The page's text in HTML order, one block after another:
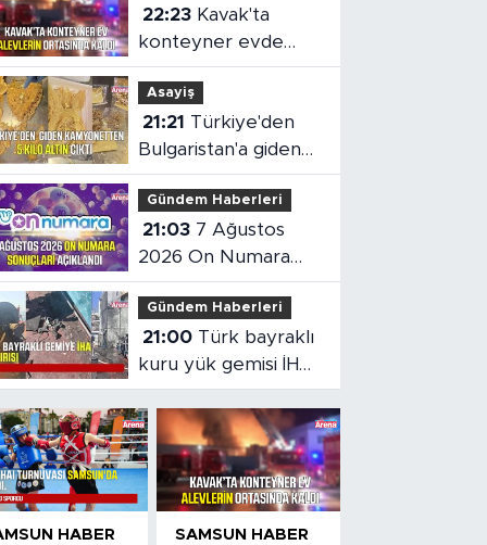
22:23
konteyner evde
yangın çıktı
Asayiş
21:21
Bulgaristan'a giden
kamyonetten 5 kilo
altın çıktı
Gündem Haberleri
21:03
2026 On Numara
sonuçları açıklandı
Gündem Haberleri
21:00
kuru yük gemisi İHA
saldırısına uğradı
HABER SAMSUN HABER